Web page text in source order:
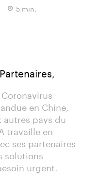
5 min.
en Chine,
pays du
travaille en
ses partenaires
solutions
urgent.